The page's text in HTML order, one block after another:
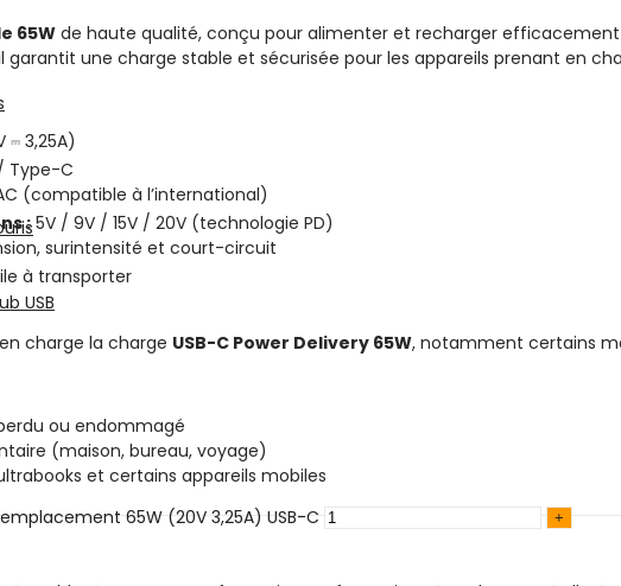
USB
65Wde haute qualité, conçu pour alimenter et recharger
garantit une charge stable et sécurisée pour les appareils prenant en
⎓ 3,25A)
Type-C
(compatible à l’international)
:5V / 9V / 15V / 20V (technologie PD)
surintensité et court-circuit
à transporter
charge la charge USB-C Power Delivery 65W, notamment certains
ou endommagé
(maison, bureau, voyage)
et certains appareils mobiles
65W (20V 3,25A) USB-C